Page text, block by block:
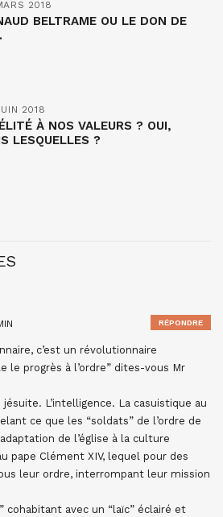
2018
BELTRAME OU LE DON DE
2018
À NOS VALEURS ? OUI,
LESQUELLES ?
c’est un révolutionnaire
le progrès à l’ordre” dites-vous Mr
L’intelligence. La casuistique au
ce que les “soldats” de l’ordre de
de l’église à la culture
pape Clément XIV, lequel pour des
leur ordre, interrompant leur mission
cohabitant avec un “laïc” éclairé et
RÉPONDRE